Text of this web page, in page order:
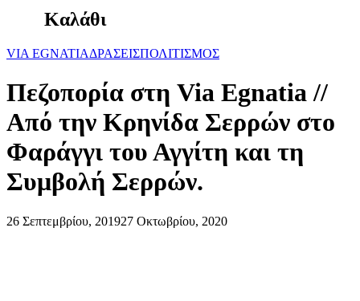
Καλάθι
VIA EGNATIAΔΡΑΣΕΙΣΠΟΛΙΤΙΣΜΟΣ
Πεζοπορία στη Via Egnatia //
Από την Κρηνίδα Σερρών στο
Φαράγγι του Αγγίτη και τη
Συμβολή Σερρών.
26 Σεπτεμβρίου, 201927 Οκτωβρίου, 2020